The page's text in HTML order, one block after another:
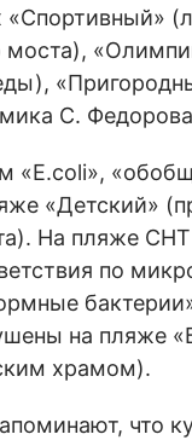
С.
«E.coli»,
«Детский»
На пляже
по
на пляже
храмом).
что